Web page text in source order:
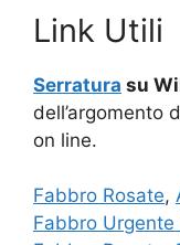
Link Utili
Serratura su
dell’argomento
on line.
Fabbro Rosate,
Fabbro Urgente